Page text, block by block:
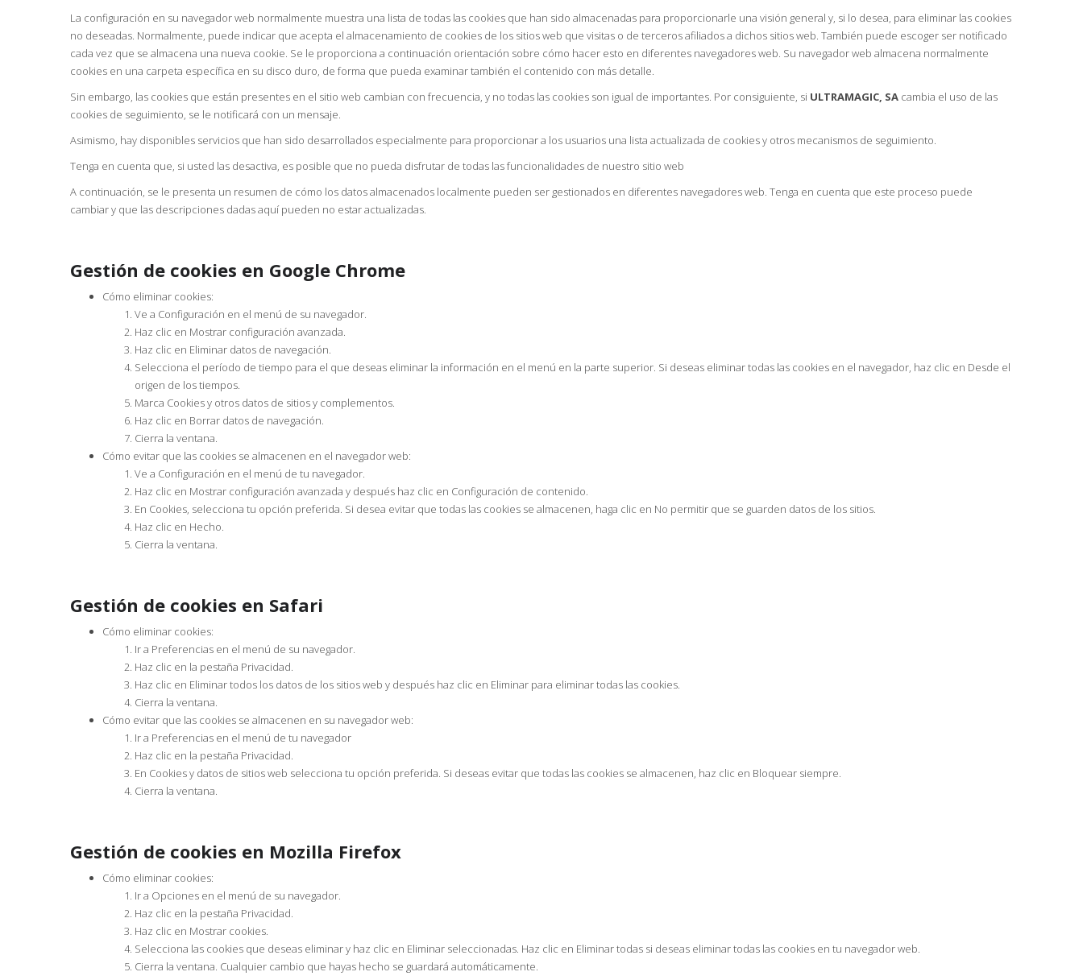
La configuración en su navegador web normalmente muestra una lista de todas las cookies que han sido almacenadas para proporcionarle una visión general y, si lo desea, para eliminar las cookies
no deseadas. Normalmente, puede indicar que acepta el almacenamiento de cookies de los sitios web que visitas o de terceros afiliados a dichos sitios web. También puede escoger ser notificado
cada vez que se almacena una nueva cookie. Se le proporciona a continuación orientación sobre cómo hacer esto en diferentes navegadores web. Su navegador web almacena normalmente
cookies en una carpeta específica en su disco duro, de forma que pueda examinar también el contenido con más detalle.
Sin embargo, las cookies que están presentes en el sitio web cambian con frecuencia, y no todas las cookies son igual de importantes. Por consiguiente, si ULTRAMAGIC, SA cambia el uso de las
cookies de seguimiento, se le notificará con un mensaje.
Asimismo, hay disponibles servicios que han sido desarrollados especialmente para proporcionar a los usuarios una lista actualizada de cookies y otros mecanismos de seguimiento.
Tenga en cuenta que, si usted las desactiva, es posible que no pueda disfrutar de todas las funcionalidades de nuestro sitio web
A continuación, se le presenta un resumen de cómo los datos almacenados localmente pueden ser gestionados en diferentes navegadores web. Tenga en cuenta que este proceso puede
cambiar y que las descripciones dadas aquí pueden no estar actualizadas.
Gestión de cookies en Google Chrome
Cómo eliminar cookies:
Ve a Configuración en el menú de su navegador.
Haz clic en Mostrar configuración avanzada.
Haz clic en Eliminar datos de navegación.
Selecciona el período de tiempo para el que deseas eliminar la información en el menú en la parte superior. Si deseas eliminar todas las cookies en el navegador, haz clic en Desde el
origen de los tiempos.
Marca Cookies y otros datos de sitios y complementos.
Haz clic en Borrar datos de navegación.
Cierra la ventana.
Cómo evitar que las cookies se almacenen en el navegador web:
Ve a Configuración en el menú de tu navegador.
Haz clic en Mostrar configuración avanzada y después haz clic en Configuración de contenido.
En Cookies, selecciona tu opción preferida. Si desea evitar que todas las cookies se almacenen, haga clic en No permitir que se guarden datos de los sitios.
Haz clic en Hecho.
Cierra la ventana.
Gestión de cookies en Safari
Cómo eliminar cookies:
Ir a Preferencias en el menú de su navegador.
Haz clic en la pestaña Privacidad.
Haz clic en Eliminar todos los datos de los sitios web y después haz clic en Eliminar para eliminar todas las cookies.
Cierra la ventana.
Cómo evitar que las cookies se almacenen en su navegador web:
Ir a Preferencias en el menú de tu navegador
Haz clic en la pestaña Privacidad.
En Cookies y datos de sitios web selecciona tu opción preferida. Si deseas evitar que todas las cookies se almacenen, haz clic en Bloquear siempre.
Cierra la ventana.
Gestión de cookies en Mozilla Firefox
Cómo eliminar cookies:
Ir a Opciones en el menú de su navegador.
Haz clic en la pestaña Privacidad.
Haz clic en Mostrar cookies.
Selecciona las cookies que deseas eliminar y haz clic en Eliminar seleccionadas. Haz clic en Eliminar todas si deseas eliminar todas las cookies en tu navegador web.
Cierra la ventana. Cualquier cambio que hayas hecho se guardará automáticamente.